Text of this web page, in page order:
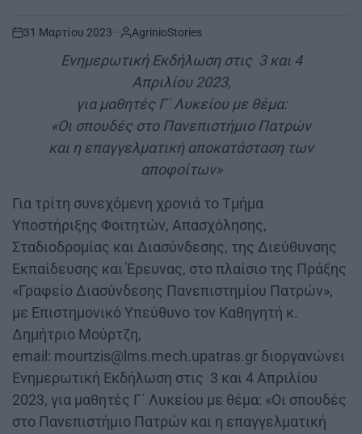
on
31 Μαρτίου 2023 AgrinioStories
Ενημερωτική Εκδήλωση στις 3 και 4
Απριλίου 2023,
για μαθητές Γ΄ Λυκείου με θέμα:
«Οι σπουδές στο Πανεπιστήμιο Πατρών
και η επαγγελματική αποκατάσταση των
αποφοίτων»
Για τρίτη συνεχόμενη χρονιά το Τμήμα
Υποστήριξης Φοιτητών, Απασχόλησης,
Σταδιοδρομίας και Διασύνδεσης, της Διεύθυνσης
Εκπαίδευσης και Έρευνας, στο πλαίσιο της Πράξης
«Γραφείο Διασύνδεσης Πανεπιστημίου Πατρών»,
με Επιστημονικό Υπεύθυνο τον Καθηγητή κ.
Δημήτριο Μούρτζη,
email: mourtzis@lms.mech.upatras.gr διοργανώνει
Ενημερωτική Εκδήλωση στις 3 και 4 Απριλίου
2023, για μαθητές Γ΄ Λυκείου με θέμα: «Οι σπουδές
στο Πανεπιστήμιο Πατρών και η επαγγελματική